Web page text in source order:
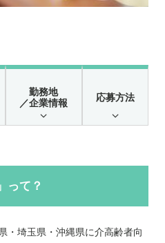
勤務地
／企業情報
応募方法
って？
・埼玉県・沖縄県に介高齢者向